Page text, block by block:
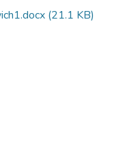
(21.1 KB)